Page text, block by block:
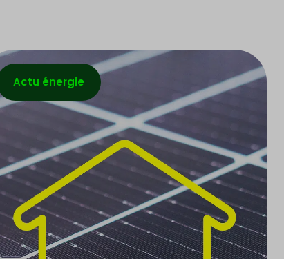
Actu énergie